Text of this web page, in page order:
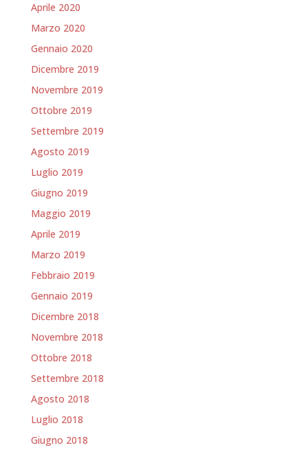
Aprile 2020
Marzo 2020
Gennaio 2020
Dicembre 2019
Novembre 2019
Ottobre 2019
Settembre 2019
Agosto 2019
Luglio 2019
Giugno 2019
Maggio 2019
Aprile 2019
Marzo 2019
Febbraio 2019
Gennaio 2019
Dicembre 2018
Novembre 2018
Ottobre 2018
Settembre 2018
Agosto 2018
Luglio 2018
Giugno 2018